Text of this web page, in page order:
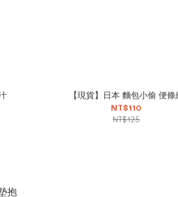
【現貨】日本 麵包小偷 便條
NT$110
NT$125